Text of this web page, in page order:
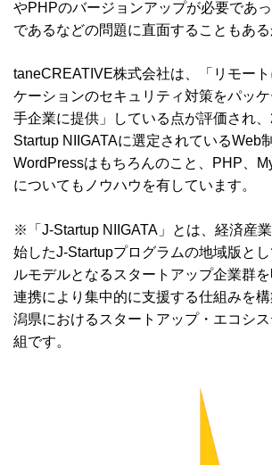
やPHPのバージョンアップが必要であ
であるなどの問題に直面することもある
taneCREATIVE株式会社は、「リモー
ケーションのセキュリティ対策をパッ
手企業に提供」している点が評価され
Startup NIIGATAに選定されているWeb
WordPressはもちろんのこと、PHP、
についてもノウハウを有しています。
※「J-Startup NIIGATA」とは、経済産
始したJ-Startupプログラムの地域版と
ルモデルとなるスタートアップ企業群
連携により集中的に支援する仕組みを
潟県におけるスタートアップ・エコシ
組です。